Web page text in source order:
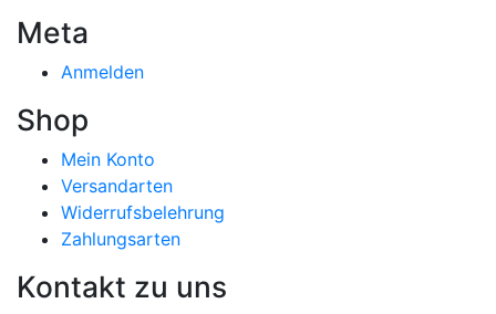
Meta
Anmelden
Shop
Mein Konto
Versandarten
Widerrufsbelehrung
Zahlungsarten
Kontakt zu uns